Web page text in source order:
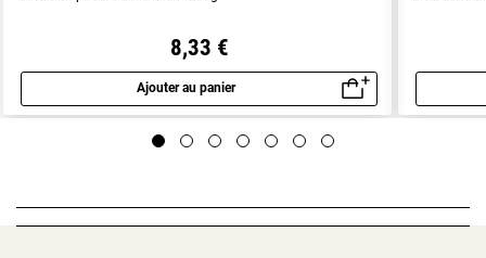
8,33 €
Ajouter au panier
Aperçu rapide